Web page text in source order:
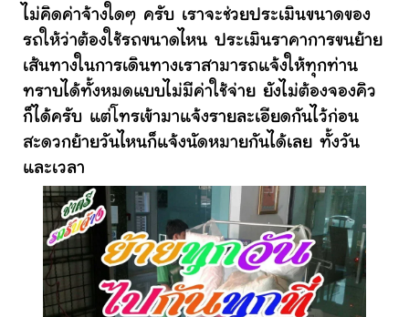
ไม่คิดค่าจ้างใดๆ ครับ เราจะช่วยประเมินขนาดของ
รถให้ว่าต้องใช้รถขนาดไหน ประเมินราคาการขนย้าย
เส้นทางในการเดินทางเราสามารถแจ้งให้ทุกท่าน
ทราบได้ทั้งหมดแบบไม่มีค่าใช้จ่าย ยังไม่ต้องจองคิว
ก็ได้ครับ แต่โทรเข้ามาแจ้งรายละเอียดกันไว้ก่อน
สะดวกย้ายวันไหนก็แจ้งนัดหมายกันได้เลย ทั้งวัน
และเวลา